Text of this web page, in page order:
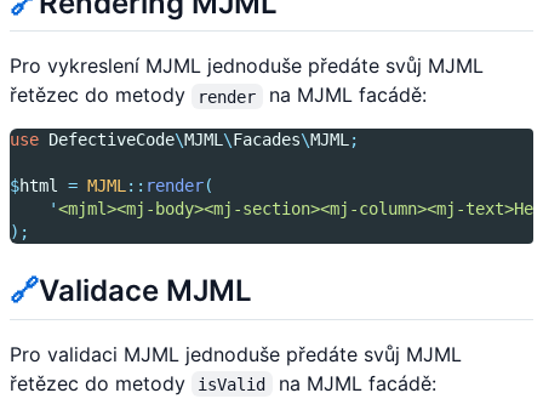
Pro vykreslení MJML jednoduše předáte svůj MJML
řetězec do metody
render na MJML facádě:
use DefectiveCode\MJML\Facades\MJML;
$html = MJML:: render(
'<mjml><mj-body><mj-section><mj-column><mj-
);
🔗Validace MJML
Pro validaci MJML jednoduše předáte svůj MJML
řetězec do metody
isValid na MJML facádě: